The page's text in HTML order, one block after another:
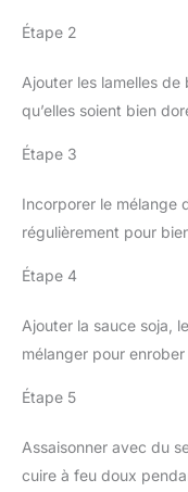
Étape 2
Ajouter les lamelles
qu’elles soient bien
Étape 3
Incorporer le mélange
régulièrement pour
Étape 4
Ajouter la sauce soja,
mélanger pour
Étape 5
Assaisonner avec du
cuire à feu doux